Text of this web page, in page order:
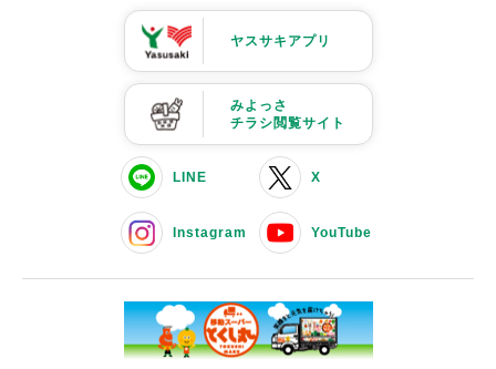
ヤスサキアプリ
みよっさ
チラシ閲覧サイト
LINE X
Instagram YouTube